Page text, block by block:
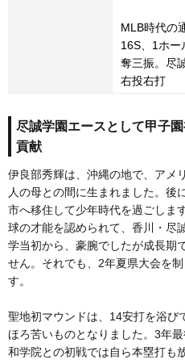
MLB時代の
16S、1ホ
奪三振。尽
右投右打
尽誠学園エースとして甲子
貢献
伊良部秀輝は、沖縄の地で、アメ
人の母との間に生まれました。後
市へ移住して少年時代を過ごしま
球の才能を認められて、香川・尽
学当初から、豪腕でしたが成長期
せん。それでも、2年夏県大会を
す。
聖地初マウンドは、14安打を浴び
ほろ苦いものとなりました。3年
和学院との初戦では自ら本塁打も